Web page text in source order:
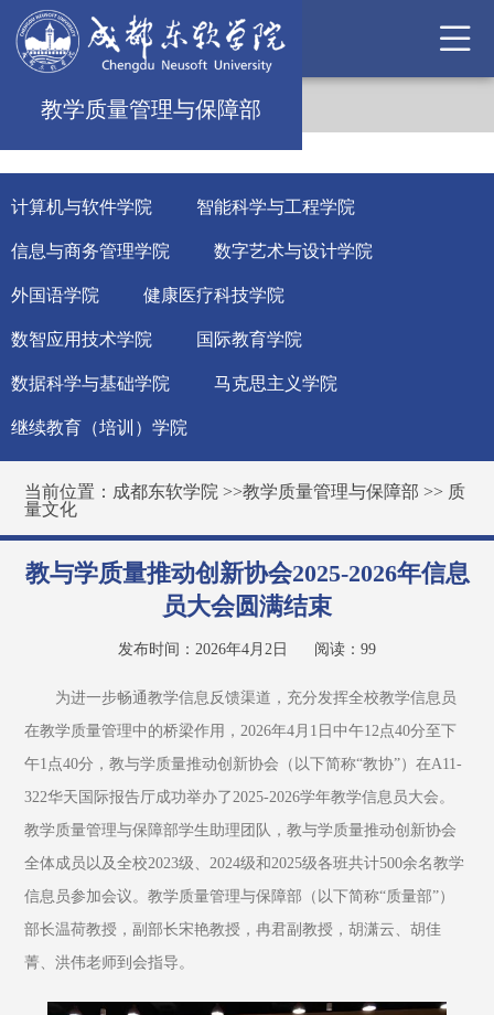
教学质量管理与保障部
计算机与软件学院 智能科学与工程学院
信息与商务管理学院 数字艺术与设计学院
外国语学院 健康医疗科技学院
数智应用技术学院 国际教育学院
数据科学与基础学院 马克思主义学院
继续教育（培训）学院
当前位置： 成都东软学院 >>教学质量管理与保障部 >> 质
量文化
教与学质量推动创新协会2025-2026年信息
员大会圆满结束
发布时间：2026年4月2日 阅读： 99
为进一步畅通教学信息反馈渠道，充分发挥全校教学信息员
在教学质量管理中的桥梁作用，2026年4月1日中午12点40分至下
午1点40分，教与学质量推动创新协会（以下简称“教协”）在A11-
322华天国际报告厅成功举办了2025-2026学年教学信息员大会。
教学质量管理与保障部学生助理团队，教与学质量推动创新协会
全体成员以及全校2023级、2024级和2025级各班共计500余名教学
信息员参加会议。教学质量管理与保障部（以下简称“质量部”）
部长温荷教授，副部长宋艳教授，冉君副教授，胡潇云、胡佳
菁、洪伟老师到会指导。